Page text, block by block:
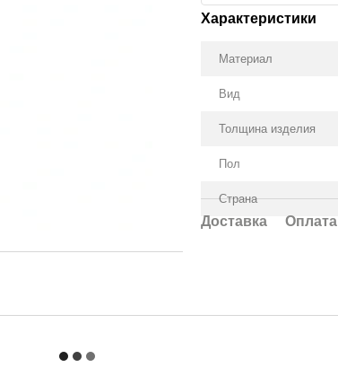
Характеристики
Материал
Вид
Толщина изделия
Пол
Страна
Доставка Оплата